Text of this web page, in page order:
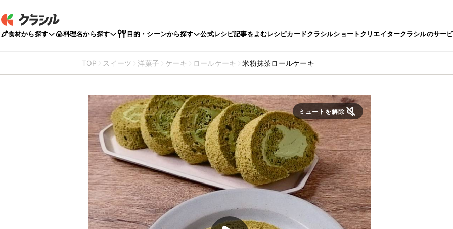
食材から探す 料理名から探す 目的・シーンから探す 公式レシピ記事をよむレシピカードクラシルショートクリエイタークラシルのサー
TOP スイーツ 洋菓子 ケーキ ロールケーキ 米粉抹茶ロールケーキ
ミュートを解除